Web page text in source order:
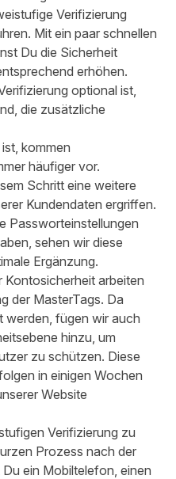
Verifizierung
Mit ein paar schnellen
Du die Sicherheit
erhöhen.
optional ist,
die zusätzliche
kommen
häufiger vor.
Schritt eine weitere
Kundendaten ergriffen.
Passworteinstellungen
sehen wir diese
Ergänzung.
Kontosicherheit arbeiten
der MasterTags. Da
werden, fügen wir auch
hinzu, um
zu schützen. Diese
in einigen Wochen
Website
Verifizierung zu
Prozess nach der
ein Mobiltelefon, einen